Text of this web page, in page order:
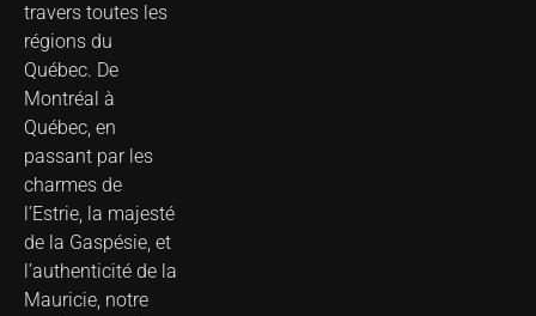
travers toutes les
régions du
Québec. De
Montréal à
Québec, en
passant par les
charmes de
l’Estrie, la majesté
de la Gaspésie, et
l’authenticité de la
Mauricie, notre